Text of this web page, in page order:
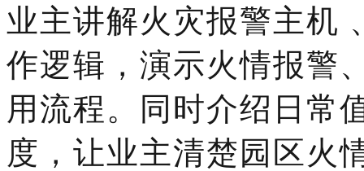
业主讲解火灾报警主机
作逻辑，演示火情报警
用流程。同时介绍日常
度，让业主清楚园区火